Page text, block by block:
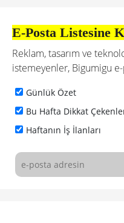
E-Posta Listesine
Reklam, tasarım ve
istemeyenler, Bigumigu
Günlük Özet
Bu Hafta Dikkat
Haftanın İş İlanları